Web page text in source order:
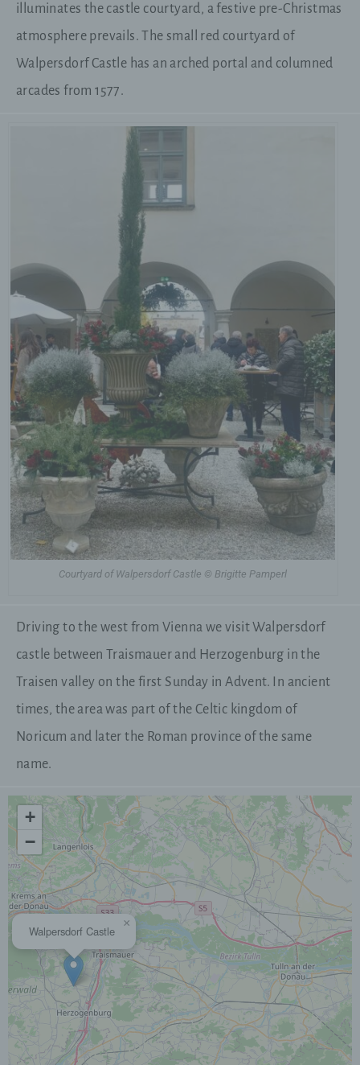
illuminates the castle courtyard, a festive pre-Christmas
atmosphere prevails. The small red courtyard of
Walpersdorf Castle has an arched portal and columned
arcades from 1577.
Courtyard of Walpersdorf Castle © Brigitte Pamperl
Driving to the west from Vienna we visit Walpersdorf
castle between Traismauer and Herzogenburg in the
Traisen valley on the first Sunday in Advent. In ancient
times, the area was part of the Celtic kingdom of
Noricum and later the Roman province of the same
name.